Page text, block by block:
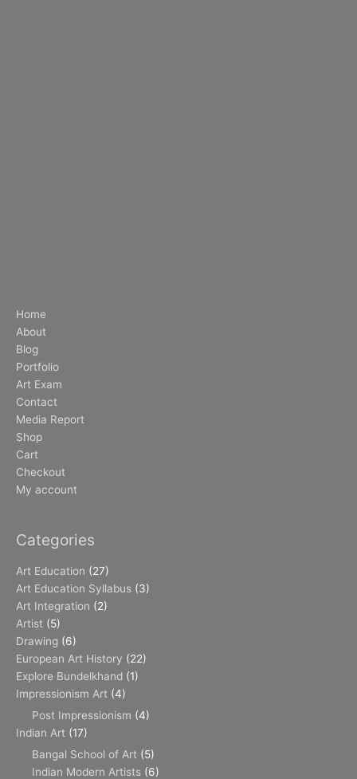
Home
About
Blog
Portfolio
Art Exam
Contact
Media Report
Shop
Cart
Checkout
My account
Categories
Art Education (27)
Art Education Syllabus (3)
Art Integration (2)
Artist (5)
Drawing (6)
European Art History (22)
Explore Bundelkhand (1)
Impressionism Art (4)
Post Impressionism (4)
Indian Art (17)
Bangal School of Art (5)
Indian Modern Artists (6)